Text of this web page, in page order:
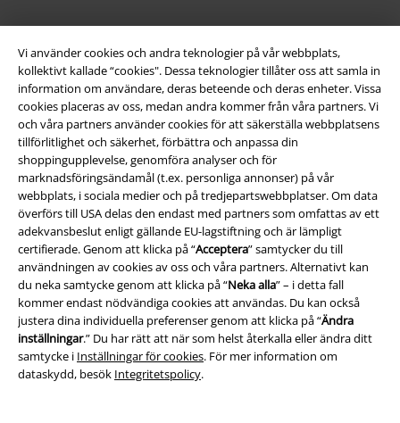
Vi använder cookies och andra teknologier på vår webbplats,
kollektivt kallade “cookies". Dessa teknologier tillåter oss att samla in
information om användare, deras beteende och deras enheter. Vissa
cookies placeras av oss, medan andra kommer från våra partners. Vi
och våra partners använder cookies för att säkerställa webbplatsens
tillförlitlighet och säkerhet, förbättra och anpassa din
shoppingupplevelse, genomföra analyser och för
marknadsföringsändamål (t.ex. personliga annonser) på vår
webbplats, i sociala medier och på tredjepartswebbplatser. Om data
överförs till USA delas den endast med partners som omfattas av ett
adekvansbeslut enligt gällande EU-lagstiftning och är lämpligt
certifierade. Genom att klicka på “Acceptera” samtycker du till
användningen av cookies av oss och våra partners. Alternativt kan
du neka samtycke genom att klicka på “Neka alla” – i detta fall
kommer endast nödvändiga cookies att användas. Du kan också
justera dina individuella preferenser genom att klicka på “Ändra
inställningar.” Du har rätt att när som helst återkalla eller ändra ditt
samtycke i Inställningar för cookies. För mer information om
dataskydd, besök Integritetspolicy.
Om EMP
Partner-program
Hållbarhet
Bli en del av gemenskapen!